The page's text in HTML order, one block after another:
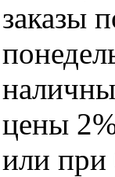
заказы
цены
или при